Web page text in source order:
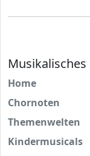
Musikalisches
Home
Chornoten
Themenwelten
Kindermusicals